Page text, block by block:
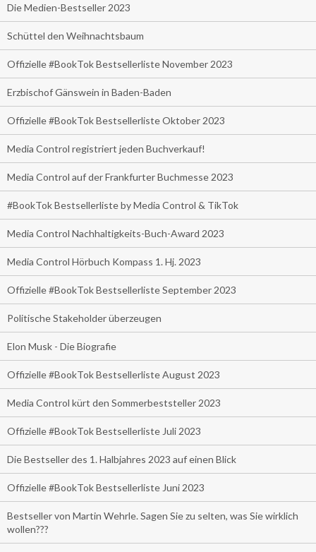
Die Medien-Bestseller 2023
Schüttel den Weihnachtsbaum
Offizielle #BookTok Bestsellerliste November 2023
Erzbischof Gänswein in Baden-Baden
Offizielle #BookTok Bestsellerliste Oktober 2023
Media Control registriert jeden Buchverkauf!
Media Control auf der Frankfurter Buchmesse 2023
#BookTok Bestsellerliste by Media Control & TikTok
Media Control Nachhaltigkeits-Buch-Award 2023
Media Control Hörbuch Kompass 1. Hj. 2023
Offizielle #BookTok Bestsellerliste September 2023
Politische Stakeholder überzeugen
Elon Musk - Die Biografie
Offizielle #BookTok Bestsellerliste August 2023
Media Control kürt den Sommerbeststeller 2023
Offizielle #BookTok Bestsellerliste Juli 2023
Die Bestseller des 1. Halbjahres 2023 auf einen Blick
Offizielle #BookTok Bestsellerliste Juni 2023
Bestseller von Martin Wehrle. Sagen Sie zu selten, was Sie wirklich
wollen???